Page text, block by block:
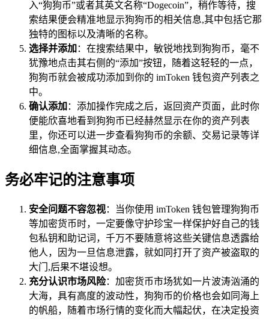
入“狗狗币”或者其英文名称“Dogecoin”，稍作等待，搜
索结果便会精准地显示狗狗币的相关信息,其中包括它那
独特的图标以及清晰的名称。
选择并添加 ：在搜索结果中，敏锐地找到狗狗币，毫不
犹豫地点击其右侧的“添加”按钮，随着这轻轻的一点，
狗狗币就会被成功添加到你的 imToken 钱包资产列表之
中。
确认添加 ：添加操作完成之后，返回资产页面，此时你
便能欣喜地看到狗狗币已经赫然显示在你的资产列表
里，你还可以进一步查看狗狗币的余额、交易记录等详
细信息,全面掌握其动态。
务必牢记的注意事项
安全问题不容忽视：当你使用 imToken 钱包管理狗狗币
等加密货币时，一定要像守护珍宝一样保护好自己的钱
包私钥和助记词，千万不要随意将这些关键信息透露给
他人，因为一旦信息泄露，就如同打开了资产被盗取的
大门,后果不堪设想。
充分认识市场风险：加密货币市场犹如一片波涛汹涌的
大海，具有高度的波动性，狗狗币的价格也会如同海上
的帆船，随着市场行情的变化而大幅起伏，在决定投资